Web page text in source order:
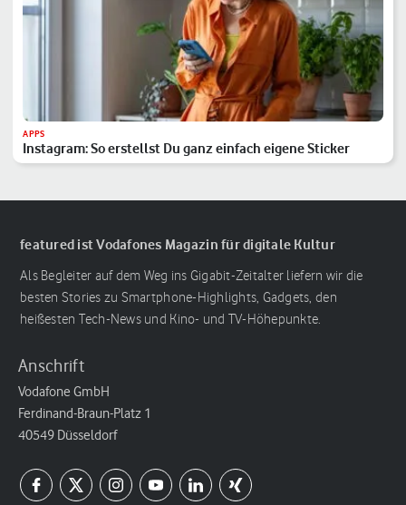
APPS
Instagram: So erstellst Du ganz einfach eigene Sticker
featured ist Vodafones Magazin für digitale Kultur
Als Begleiter auf dem Weg ins Gigabit-Zeitalter liefern wir die
besten Stories zu Smartphone-Highlights, Gadgets, den
heißesten Tech-News und Kino- und TV-Höhepunkte.
Anschrift
Vodafone GmbH
Ferdinand-Braun-Platz 1
40549 Düsseldorf